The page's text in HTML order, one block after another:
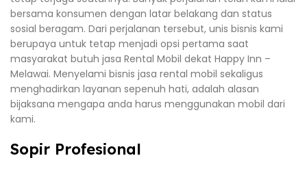
bersama konsumen dengan latar belakang dan status
sosial beragam. Dari perjalanan tersebut, unis bisnis kami
berupaya untuk tetap menjadi opsi pertama saat
masyarakat butuh jasa Rental Mobil dekat Happy Inn –
Melawai. Menyelami bisnis jasa rental mobil sekaligus
menghadirkan layanan sepenuh hati, adalah alasan
bijaksana mengapa anda harus menggunakan mobil dari
kami.
Sopir Profesional